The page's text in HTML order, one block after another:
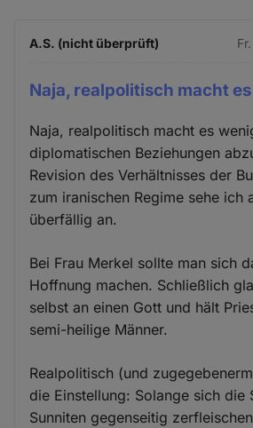
A.S. (nicht überprüft)
Naja, realpolitisch macht es
Naja, realpolitisch macht es
diplomatischen Beziehungen
Revision des Verhältnisses der
zum iranischen Regime sehe ich
überfällig an.
Bei Frau Merkel sollte man sich
Hoffnung machen. Schließlich
selbst an einen Gott und hält
semi-heilige Männer.
Realpolitisch (und
die Einstellung: Solange sich die
Sunniten gegenseitig